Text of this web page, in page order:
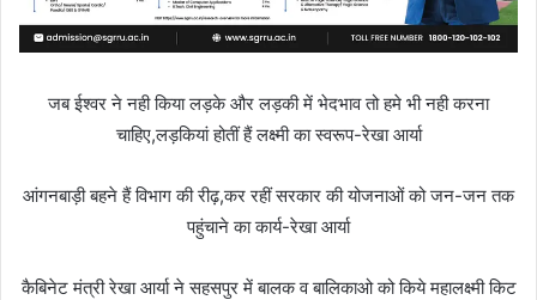
जब ईश्वर ने नही किया लड़के और लड़की में भेदभाव तो हमे भी नही करना
चाहिए,लड़कियां होतीं हैं लक्ष्मी का स्वरूप-रेखा आर्या
आंगनबाड़ी बहने हैं विभाग की रीढ़,कर रहीं सरकार की योजनाओं को जन-जन तक
पहुंचाने का कार्य-रेखा आर्या
कैबिनेट मंत्री रेखा आर्या ने सहसपुर में बालक व बालिकाओ को किये महालक्ष्मी किट